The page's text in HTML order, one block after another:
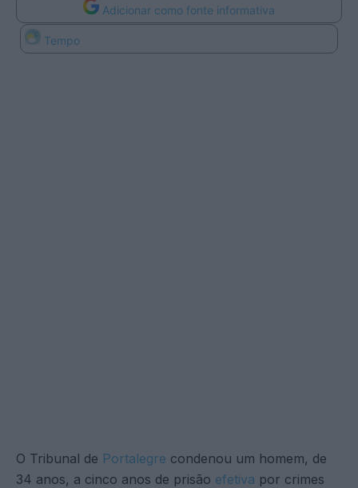
Adicionar como fonte informativa
Tempo
O Tribunal de Portalegre condenou um homem, de
34 anos, a cinco anos de prisão efetiva por crimes